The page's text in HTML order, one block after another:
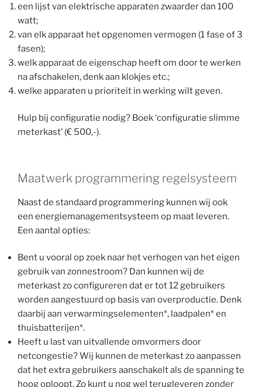
een lijst van elektrische apparaten zwaarder dan 100
watt;
van elk apparaat het opgenomen vermogen (1 fase of 3
fasen);
welk apparaat de eigenschap heeft om door te werken
na afschakelen, denk aan klokjes etc.;
welke apparaten u prioriteit in werking wilt geven.
Hulp bij configuratie nodig? Boek ‘configuratie slimme
meterkast’ (€ 500,-).
Maatwerk programmering regelsysteem
Naast de standaard programmering kunnen wij ook
een energiemanagementsysteem op maat leveren.
Een aantal opties:
Bent u vooral op zoek naar het verhogen van het eigen
gebruik van zonnestroom? Dan kunnen wij de
meterkast zo configureren dat er tot 12 gebruikers
worden aangestuurd op basis van overproductie. Denk
daarbij aan verwarmingselementen*, laadpalen* en
thuisbatterijen*.
Heeft u last van uitvallende omvormers door
netcongestie? Wij kunnen de meterkast zo aanpassen
dat het extra gebruikers aanschakelt als de spanning te
hoog oploopt. Zo kunt u nog wel terugleveren zonder